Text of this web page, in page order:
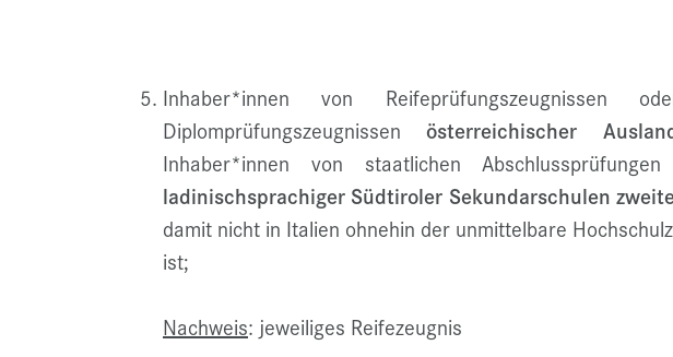
Inhaber*innen von Reifeprüfungszeugnissen
Diplomprüfungszeugnissenösterreichischer
Inhaber*innen von staatlichen
ladinischsprachiger Südtiroler Sekundarschulen
damit nicht in Italien ohnehin der unmittelbare
ist;
Nachweis: jeweiliges Reifezeugnis